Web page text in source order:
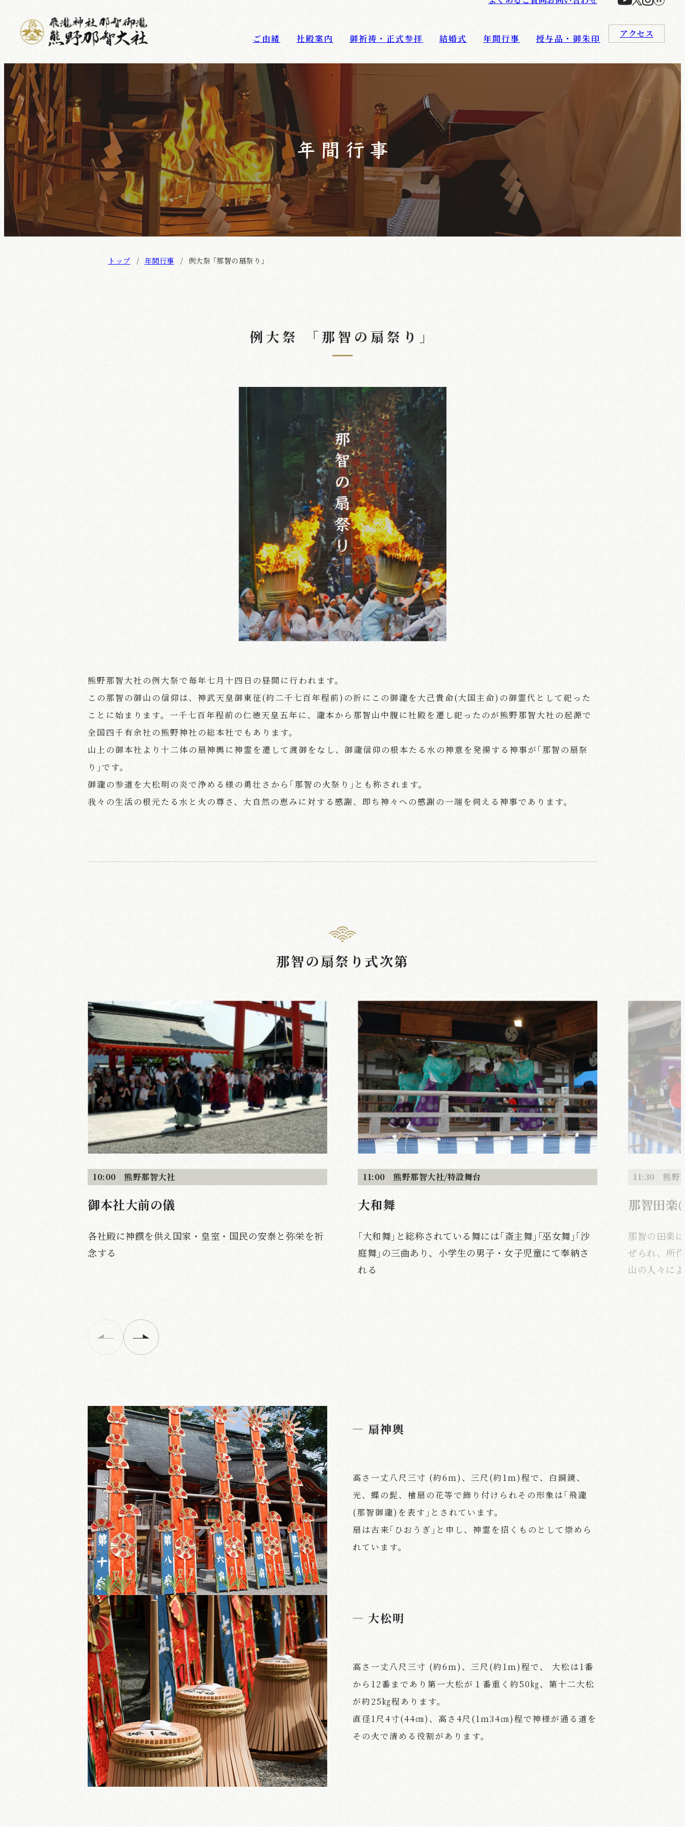
ご由緒 社殿案内 御祈祷・正式参拝 結婚式 年間行事 授与品・御朱印 アクセス
トップ 年間行事 例大祭 ｢那智の扇祭り｣
例大祭 「那智の扇祭り」
熊野那智大社の例大祭で毎年七月十四日の昼間に行われます。
この那智の御山の信仰は、神武天皇御東征(約二千七百年程前)の折にこの御瀧を大己貴命(大国主命)の御霊代として祀った
ことに始まります。一千七百年程前の仁徳天皇五年に、瀧本から那智山中腹に社殿を遷し祀ったのが熊野那智大社の起源で
全国四千有余社の熊野神社の総本社でもあります。
山上の御本社より十二体の扇神輿に神霊を遷して渡御をなし、御瀧信仰の根本たる水の神意を発揚する神事が｢那智の扇祭
り｣です。
御瀧の参道を大松明の炎で浄める様の勇壮さから｢那智の火祭り｣とも称されます。
我々の生活の根元たる水と火の尊さ、大自然の恵みに対する感謝、即ち神々への感謝の一端を伺える神事であります。
那智の扇祭り式次第
10:00 熊野那智大社
御本社大前の儀
各社殿に神饌を供え国家・皇室・国民の安泰と弥栄を祈
念する
11:00 熊野那智大社/特設舞台
大和舞
｢大和舞｣と総称されている舞には｢斎主舞｣｢巫女舞｣｢沙
庭舞｣の三曲あり、小学生の男子・女子児童にて奉納さ
れる
11:30 熊野
那智田楽
那智の田楽
ぜられ、所
山の人々に
扇神輿
高さ一丈八尺三寸 (約6ｍ)、三尺(約1ｍ)程で、白銅鏡、
光、蝶の髭、檜扇の花等で飾り付けられその形象は｢飛瀧
(那智御瀧)を表す｣とされています。
扇は古来｢ひおうぎ｣と申し、神霊を招くものとして崇めら
れています。
大松明
高さ一丈八尺三寸 (約6ｍ)、三尺(約1ｍ)程で、 大松は1番
から12番まであり第一大松が１番重く約50㎏、第十二大松
が約25㎏程あります。
直径1尺4寸(44㎝)、高さ4尺(1ｍ34㎝)程で神様が通る道を
その火で清める役割があります。